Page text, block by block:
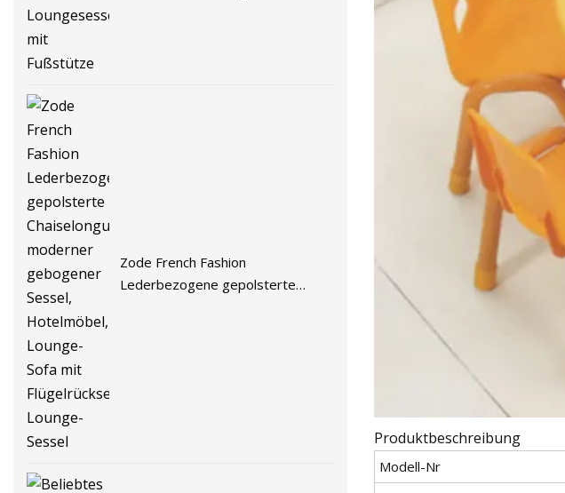
Zode French Fashion
Lederbezogene gepolsterte
Produktbeschreibung
Modell-Nr